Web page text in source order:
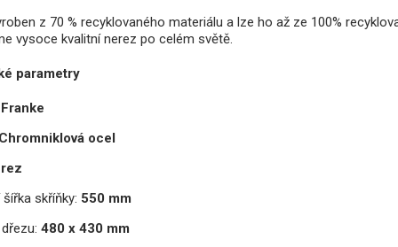
z 70 % recyklovaného materiálu a lze ho až ze 100%
vysoce kvalitní nerez po celém světě.
parametry
Franke
ocel
skříňky: 550 mm
480 x 430 mm